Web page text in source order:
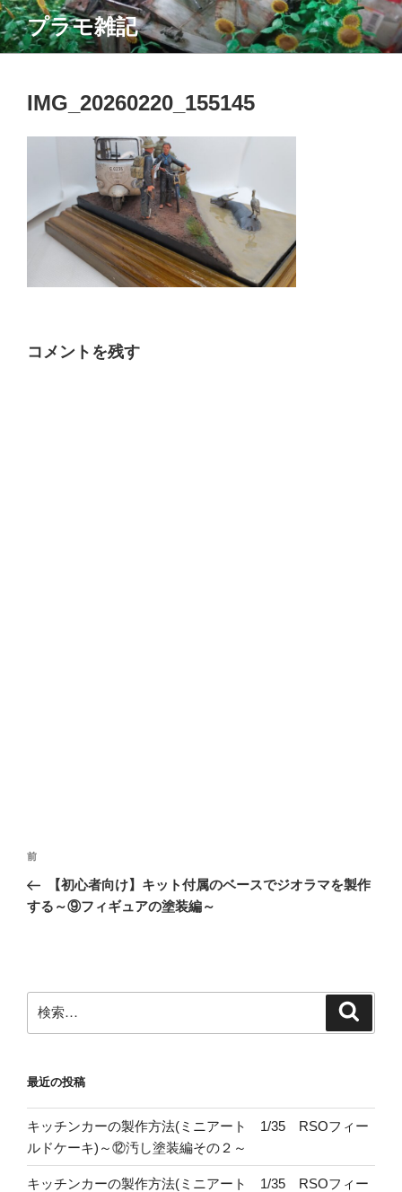
コ
ン
テ
プラモ雑記
IMG_20260220_155145
コメントを残す
投
ナ
シ
ョ
前
の
投
前
【初心者向け】キット付属のベースでジオラマを製作
する～⑨フィギュアの塗装編～
索:
最近の投稿
キッチンカーの製作方法(ミニアート 1/35 RSOフィー
ルドケーキ)～⑫汚し塗装編その２～
キッチンカーの製作方法(ミニアート 1/35 RSOフィー